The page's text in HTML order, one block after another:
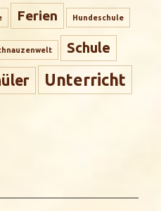
Ferien Hundeschule
Schule
Unterricht